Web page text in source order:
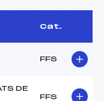
Cat.
FFS
DE
FFS